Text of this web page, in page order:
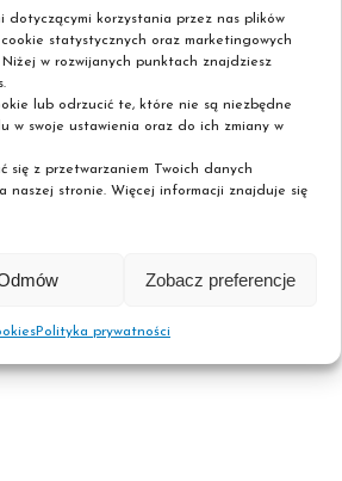
dotyczącymi korzystania przez nas plików
statystycznych oraz marketingowych
w rozwijanych punktach znajdziesz
lub odrzucić te, które nie są niezbędne
w swoje ustawienia oraz do ich zmiany w
się z przetwarzaniem Twoich danych
naszej stronie. Więcej informacji znajduje się
Zobacz preferencje
Polityka prywatności